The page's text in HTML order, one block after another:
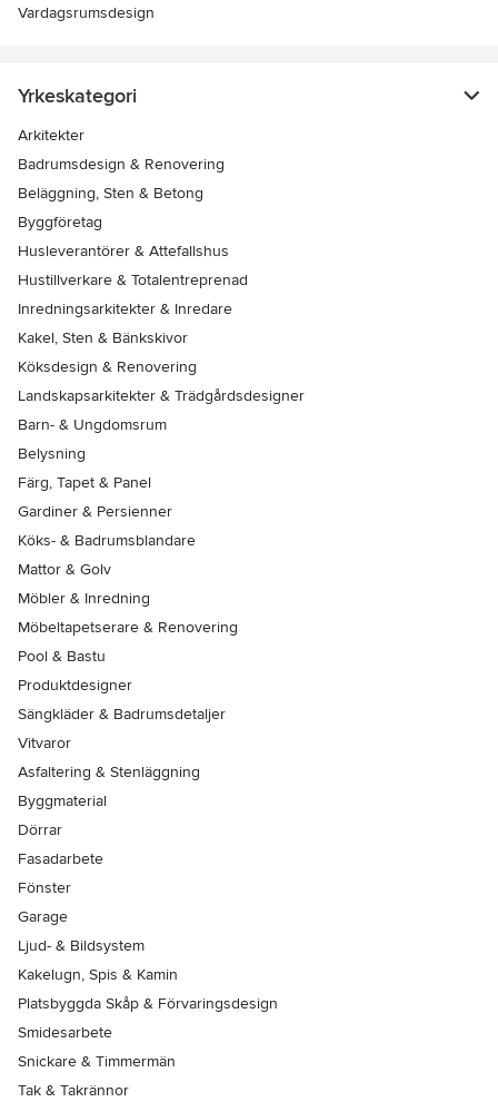
Vardagsrumsdesign
Yrkeskategori
Arkitekter
Badrumsdesign & Renovering
Beläggning, Sten & Betong
Byggföretag
Husleverantörer & Attefallshus
Hustillverkare & Totalentreprenad
Inredningsarkitekter & Inredare
Kakel, Sten & Bänkskivor
Köksdesign & Renovering
Landskapsarkitekter & Trädgårdsdesigner
Barn- & Ungdomsrum
Belysning
Färg, Tapet & Panel
Gardiner & Persienner
Köks- & Badrumsblandare
Mattor & Golv
Möbler & Inredning
Möbeltapetserare & Renovering
Pool & Bastu
Produktdesigner
Sängkläder & Badrumsdetaljer
Vitvaror
Asfaltering & Stenläggning
Byggmaterial
Dörrar
Fasadarbete
Fönster
Garage
Ljud- & Bildsystem
Kakelugn, Spis & Kamin
Platsbyggda Skåp & Förvaringsdesign
Smidesarbete
Snickare & Timmermän
Tak & Takrännor